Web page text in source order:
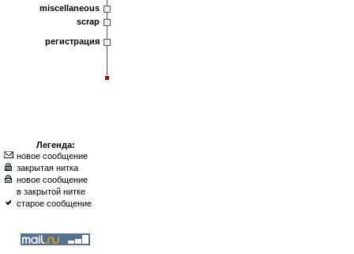
miscellaneous
scrap
регистрация
Легенда:
новое сообщение
закрытая нитка
новое сообщение
в закрытой нитке
старое сообщение